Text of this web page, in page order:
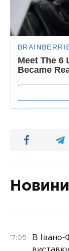
Новини
17:05
В Івано-